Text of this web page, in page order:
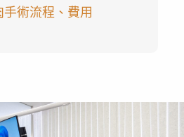
術流程、費用